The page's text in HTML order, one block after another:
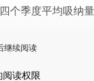
个季度平均吸纳
继续阅读
阅读权限